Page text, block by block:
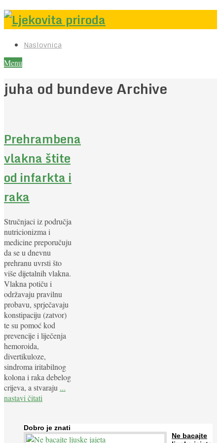
Naslovnica
Menu
juha od bundeve Archive
Prehrambena
vlakna štite
od infarkta i
raka
Stručnjaci iz područja
nutricionizma i
medicine preporučuju
da se u dnevnu
prehranu uvrsti što
više dijetalnih vlakna.
Vlakna potiču i
održavaju pravilnu
probavu, sprječavaju
konstipaciju (zatvor)
te su pomoć kod
prevencije i liječenja
hemoroida,
divertikuloze,
sindroma iritabilnog
kolona i raka debelog
crijeva, a stvaraju ...
nastavi čitati
Dobro je znati
Ne bacajte